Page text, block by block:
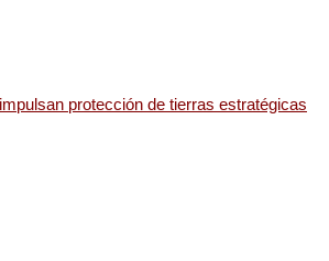
protección de tierras estratégicas